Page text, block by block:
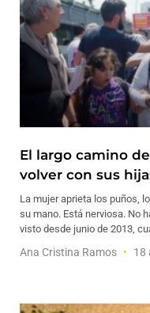
El largo camino
volver con sus
La mujer aprieta los puños,
su mano. Está nerviosa. No
visto desde junio de 2013,
Ana Cristina Ramos 18